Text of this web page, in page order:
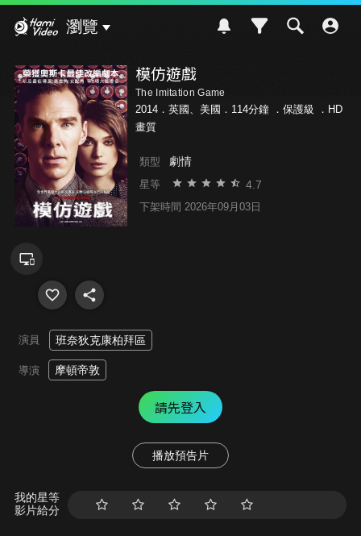
瀏覽
模仿遊戲
The Imitation Game
2014．英國、美國．114分鐘 ． 保護級
．HD
畫質
類型 劇情
星等 4.7
下架時間 2026年09月03日
演員 班奈狄克康柏拜區
導演 摩頓帝敦
請先登入
播放預告片
我的星等
影片給分